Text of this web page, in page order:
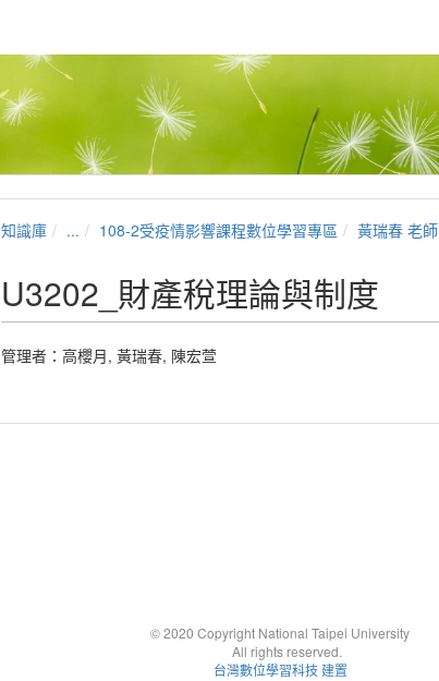
知識庫 ... 108-2受疫情影響課程數位學習專區 黃瑞春 老師
U3202_財產稅理論與制度
管理者： 高櫻月, 黃瑞春, 陳宏萱
© 2020 Copyright National Taipei University
All rights reserved.
台灣數位學習科技 建置